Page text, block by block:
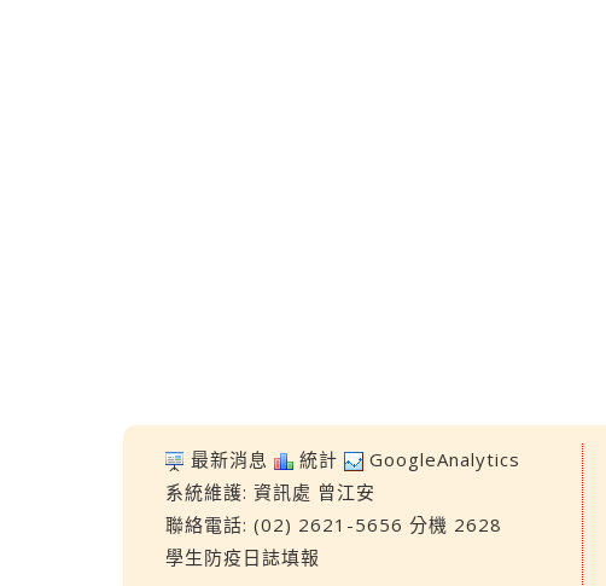
最新消息 統計
GoogleAnalytics
系統維護: 資訊處 曾江安
聯絡電話: (02) 2621-5656 分機 2628
學生防疫日誌填報